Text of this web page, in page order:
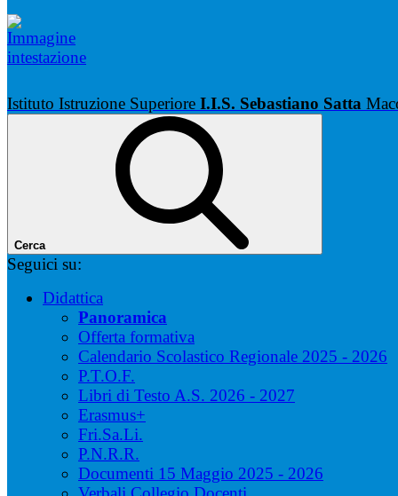
Istituto Istruzione Superiore I.I.S. Sebastiano Satta
Cerca
Seguici su:
Didattica
Panoramica
Offerta formativa
Calendario Scolastico Regionale 2025 - 2026
P.T.O.F.
Libri di Testo A.S. 2026 - 2027
Erasmus+
Fri.Sa.Li.
P.N.R.R.
Documenti 15 Maggio 2025 - 2026